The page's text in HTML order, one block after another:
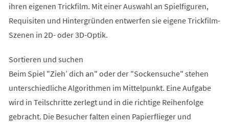
ihren eigenen Trickfilm. Mit einer Auswahl an Spielfiguren,
Requisiten und Hintergründen entwerfen sie eigene Trickfilm-
Szenen in 2D- oder 3D-Optik.
Sortieren und suchen
Beim Spiel "Zieh’ dich an" oder der "Sockensuche" stehen
unterschiedliche Algorithmen im Mittelpunkt. Eine Aufgabe
wird in Teilschritte zerlegt und in die richtige Reihenfolge
gebracht. Die Besucher falten einen Papierflieger und